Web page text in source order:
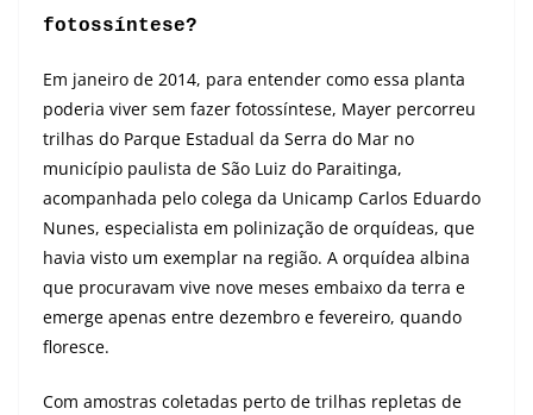
fotossíntese?
Em janeiro de 2014, para entender como essa planta
poderia viver sem fazer fotossíntese, Mayer percorreu
trilhas do Parque Estadual da Serra do Mar no
município paulista de São Luiz do Paraitinga,
acompanhada pelo colega da Unicamp Carlos Eduardo
Nunes, especialista em polinização de orquídeas, que
havia visto um exemplar na região. A orquídea albina
que procuravam vive nove meses embaixo da terra e
emerge apenas entre dezembro e fevereiro, quando
floresce.
Com amostras coletadas perto de trilhas repletas de